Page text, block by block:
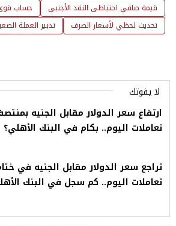
قيمة صافي احتياطي النقد الأجنبي
حساب
تحديث لحظي لأسعار الصرف
تدبير العملة
لا يفوتك
ارتفاع سعر الدولار مقابل الجنيه
تعاملات اليوم.. بكام في البنك الأهلي؟
تراجع سعر الدولار مقابل الجنيه في
تعاملات اليوم.. كم سجل في البنك